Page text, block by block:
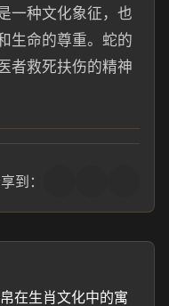
一种文化象征，也
生命的尊重。蛇的
者救死扶伤的精神
到：
在生肖文化中的寓